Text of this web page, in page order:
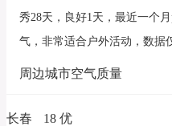
秀28天，良好1天，最近一个
气，非常适合户外活动，数据
周边城市空气质量
长春 18 优